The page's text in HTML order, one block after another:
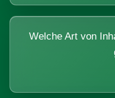
Welche Art von